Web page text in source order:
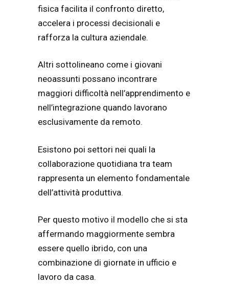
fisica facilita il confronto diretto,
accelera i processi decisionali e
rafforza la cultura aziendale.
Altri sottolineano come i giovani
neoassunti possano incontrare
maggiori difficoltà nell’apprendimento e
nell’integrazione quando lavorano
esclusivamente da remoto.
Esistono poi settori nei quali la
collaborazione quotidiana tra team
rappresenta un elemento fondamentale
dell’attività produttiva.
Per questo motivo il modello che si sta
affermando maggiormente sembra
essere quello ibrido, con una
combinazione di giornate in ufficio e
lavoro da casa.